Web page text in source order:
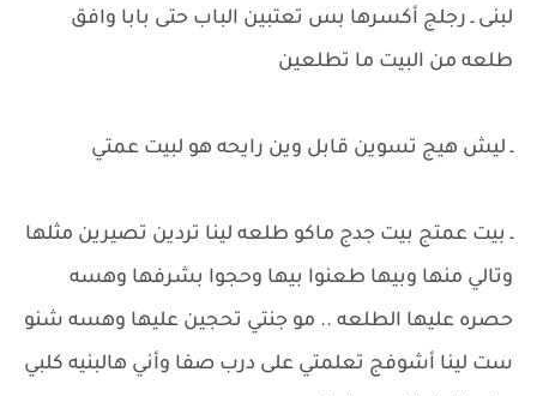
لبنى ـ رجلج أكسرها بس تعتبين الباب حتى بابا وافق
طلعه من البيت ما تطلعين
ـ ليش هيج تسوين قابل وين رايحه هو لبيت عمتي
ـ بيت عمتج بيت جدج ماكو طلعه لينا تردين تصيرين مثلها
وتالي منها وبيها طعنوا بيها وحجوا بشرفها وهسه
حصره عليها الطلعه .. مو جنتي تحجين عليها وهسه شنو
ست لينا أشوفج تعلمتي على درب صفا وأني هالبنيه كلبي